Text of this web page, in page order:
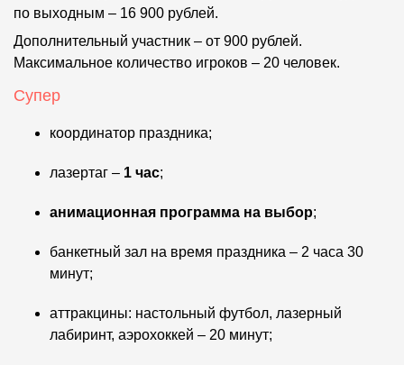
по выходным – 16 900 рублей.
Дополнительный участник – от 900 рублей.
Максимальное количество игроков – 20 человек.
Супер
координатор праздника;
лазертаг – 1 час;
анимационная программа на выбор;
банкетный зал на время праздника – 2 часа 30
минут;
аттракцины: настольный футбол, лазерный
лабиринт, аэрохоккей – 20 минут;